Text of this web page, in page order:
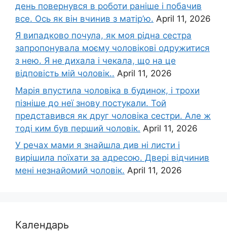
день повернувся в роботи раніше і побачив
все. Ось як він вчинив з матір’ю. April 11, 2026
Я випадково почула, як моя рідна сестра
запропонувала моєму чоловікові одружитися
з нею. Я не дихала і чекала, що на це
відповість мій чоловік.. April 11, 2026
Марія впустила чоловіка в будинок, і трохи
пізніше до неї знову постукали. Той
представився як друг чоловіка сестри. Але ж
тоді ким був перший чоловік. April 11, 2026
У речах мами я знайшла див ні листи і
вирішила поїхати за адресою. Двері відчинив
мені незнайомий чоловік. April 11, 2026
Календарь